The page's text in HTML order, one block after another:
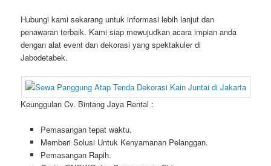
Hubungi kami sekarang untuk informasi lebih lanjut dan
penawaran terbaik. Kami siap mewujudkan acara impian anda
dengan alat event dan dekorasi yang spektakuler di
Jabodetabek.
Keunggulan Cv. Bintang Jaya Rental :
Pеmаѕаngаn tераt wаktu.
Memberi Solusi Untuk Kenyamanan Pelanggan.
Pеmаѕаngаn Rapih.